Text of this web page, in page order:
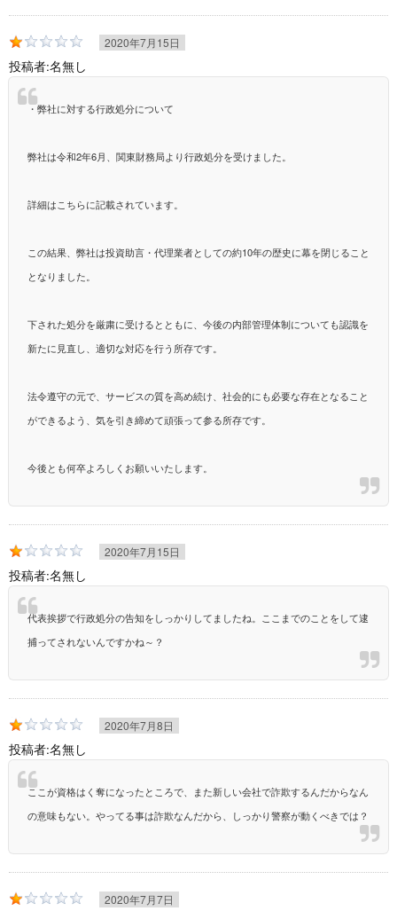
2020年7月15日
投稿者:名無し
・弊社に対する行政処分について
弊社は令和2年6月、関東財務局より行政処分を受けました。
詳細はこちらに記載されています。
この結果、弊社は投資助言・代理業者としての約10年の歴史に幕を閉じること
となりました。
下された処分を厳粛に受けるとともに、今後の内部管理体制についても認識を
新たに見直し、適切な対応を行う所存です。
法令遵守の元で、サービスの質を高め続け、社会的にも必要な存在となること
ができるよう、気を引き締めて頑張って参る所存です。
今後とも何卒よろしくお願いいたします。
2020年7月15日
投稿者:名無し
代表挨拶で行政処分の告知をしっかりしてましたね。ここまでのことをして逮
捕ってされないんですかね～？
2020年7月8日
投稿者:名無し
ここが資格はく奪になったところで、また新しい会社で詐欺するんだからなん
の意味もない。やってる事は詐欺なんだから、しっかり警察が動くべきでは？
2020年7月7日